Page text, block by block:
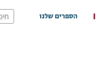
הספרים שלנו